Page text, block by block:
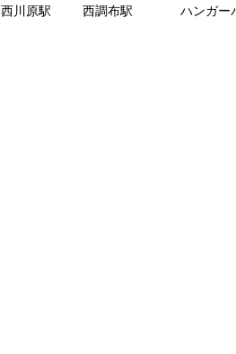
西川原駅
西調布駅
ハンガー